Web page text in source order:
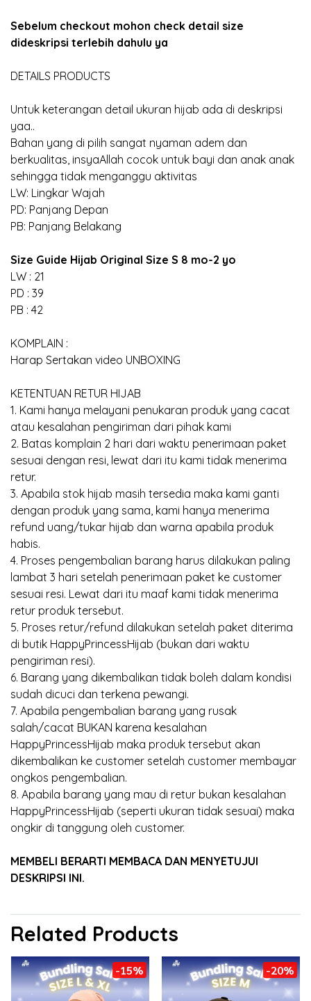
Sebelum checkout mohon check detail size
dideskripsi terlebih dahulu ya
DETAILS PRODUCTS
Untuk keterangan detail ukuran hijab ada di deskripsi
yaa..
Bahan yang di pilih sangat nyaman adem dan
berkualitas, insyaAllah cocok untuk bayi dan anak anak
sehingga tidak menganggu aktivitas
LW: Lingkar Wajah
PD: Panjang Depan
PB: Panjang Belakang
Size Guide Hijab Original Size S 8 mo-2 yo
LW : 21
PD : 39
PB : 42
KOMPLAIN :
Harap Sertakan video UNBOXING
KETENTUAN RETUR HIJAB
1. Kami hanya melayani penukaran produk yang cacat
atau kesalahan pengiriman dari pihak kami
2. Batas komplain 2 hari dari waktu penerimaan paket
sesuai dengan resi, lewat dari itu kami tidak menerima
retur.
3. Apabila stok hijab masih tersedia maka kami ganti
dengan produk yang sama, kami hanya menerima
refund uang/tukar hijab dan warna apabila produk
habis.
4. Proses pengembalian barang harus dilakukan paling
lambat 3 hari setelah penerimaan paket ke customer
sesuai resi. Lewat dari itu maaf kami tidak menerima
retur produk tersebut.
5. Proses retur/refund dilakukan setelah paket diterima
di butik HappyPrincessHijab (bukan dari waktu
pengiriman resi).
6. Barang yang dikembalikan tidak boleh dalam kondisi
sudah dicuci dan terkena pewangi.
7. Apabila pengembalian barang yang rusak
salah/cacat BUKAN karena kesalahan
HappyPrincessHijab maka produk tersebut akan
dikembalikan ke customer setelah customer membayar
ongkos pengembalian.
8. Apabila barang yang mau di retur bukan kesalahan
HappyPrincessHijab (seperti ukuran tidak sesuai) maka
ongkir di tanggung oleh customer.
MEMBELI BERARTI MEMBACA DAN MENYETUJUI
DESKRIPSI INI.
Related Products
-15% -20%